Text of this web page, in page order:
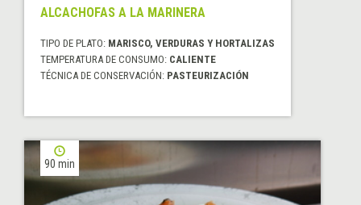
ALCACHOFAS A LA MARINERA
TIPO DE PLATO: MARISCO, VERDURAS Y HORTALIZAS
TEMPERATURA DE CONSUMO: CALIENTE
TÉCNICA DE CONSERVACIÓN: PASTEURIZACIÓN
90 min